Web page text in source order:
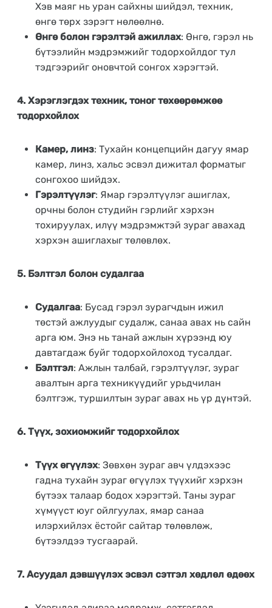
Хэв маяг нь уран сайхны шийдэл, техник,
өнгө төрх зэрэгт нөлөөлнө.
Өнгө болон гэрэлтэй ажиллах: Өнгө, гэрэл нь
бүтээлийн мэдрэмжийг тодорхойлдог тул
тэдгээрийг оновчтой сонгох хэрэгтэй.
4. Хэрэглэгдэх техник, тоног төхөөрөмжөө
тодорхойлох
Камер, линз: Тухайн концепцийн дагуу ямар
камер, линз, хальс эсвэл дижитал форматыг
сонгохоо шийдэх.
Гэрэлтүүлэг: Ямар гэрэлтүүлэг ашиглах,
орчны болон студийн гэрлийг хэрхэн
тохируулах, илүү мэдрэмжтэй зураг авахад
хэрхэн ашиглахыг төлөвлөх.
5. Бэлтгэл болон судалгаа
Судалгаа: Бусад гэрэл зурагчдын ижил
төстэй ажлуудыг судалж, санаа авах нь сайн
арга юм. Энэ нь танай ажлын хүрээнд юу
давтагдаж буйг тодорхойлоход тусалдаг.
Бэлтгэл: Ажлын талбай, гэрэлтүүлэг, зураг
авалтын арга техникүүдийг урьдчилан
бэлтгэж, туршилтын зураг авах нь үр дүнтэй.
6. Түүх, зохиомжийг тодорхойлох
Түүх өгүүлэх: Зөвхөн зураг авч үлдэхээс
гадна тухайн зураг өгүүлэх түүхийг хэрхэн
бүтээх талаар бодох хэрэгтэй. Таны зураг
хүмүүст юуг ойлгуулах, ямар санаа
илэрхийлэх ёстойг сайтар төлөвлөж,
бүтээлдээ тусгаарай.
7. Асуудал дэвшүүлэх эсвэл сэтгэл хөдлөл өдөөх